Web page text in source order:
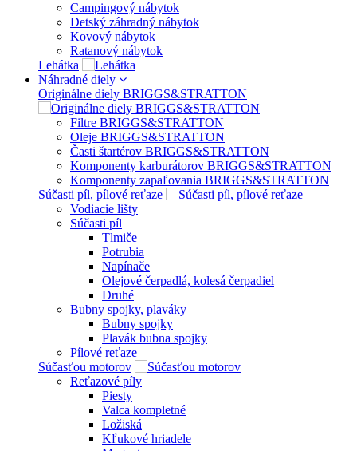
Campingový nábytok
Detský záhradný nábytok
Kovový nábytok
Ratanový nábytok
Lehátka
Náhradné diely
Originálne diely BRIGGS&STRATTON
Filtre BRIGGS&STRATTON
Oleje BRIGGS&STRATTON
Časti štartérov BRIGGS&STRATTON
Komponenty karburátorov BRIGGS&STRATTON
Komponenty zapaľovania BRIGGS&STRATTON
Súčasti píl, pílové reťaze
Vodiacie lišty
Súčasti píl
Tlmiče
Potrubia
Napínače
Olejové čerpadlá, kolesá čerpadiel
Druhé
Bubny spojky, plaváky
Bubny spojky
Plavák bubna spojky
Pílové reťaze
Súčasťou motorov
Reťazové píly
Piesty
Valca kompletné
Ložiská
Kľukové hriadele